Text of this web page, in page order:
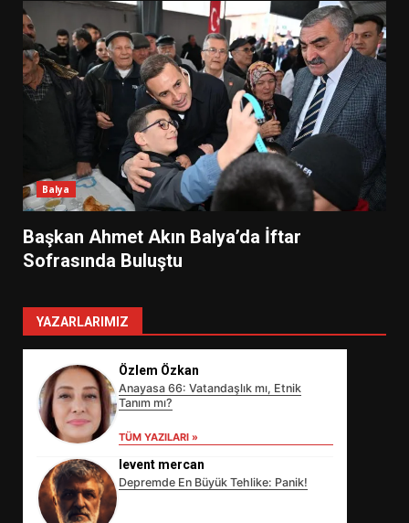
Balya
Başkan Ahmet Akın Balya’da İftar
Sofrasında Buluştu
YAZARLARIMIZ
Özlem Özkan
Anayasa 66: Vatandaşlık mı, Etnik
Tanım mı?
TÜM YAZILARI »
levent mercan
Depremde En Büyük Tehlike: Panik!